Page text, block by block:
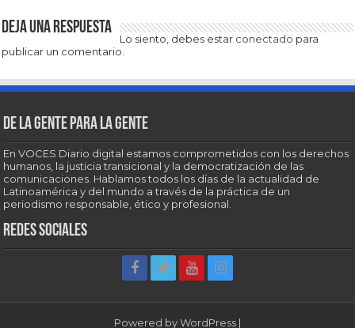
Deja una respuesta
Lo siento, debes estar conectado para
publicar un comentario.
De la gente para la gente
En VOCES Diario digital estamos comprometidos con los derechos
humanos, la justicia transicional y la democratización de las
comunicaciones. Hablamos todos los días de la actualidad de
Latinoamérica y del mundo a través de la práctica de un
periodismo responsable, ético y profesional.
Redes sociales
Powered byWordPress |